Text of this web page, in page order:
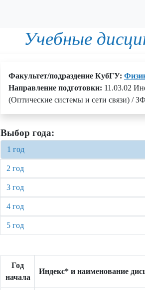
Учебные
Факультет/подраздение КубГУ:
Направление подготовки: 11.03.02
(Оптические системы и сети связи) /
Выбор года:
1 год
2 год
3 год
4 год
5 год
Год
начала
Индекс* и наименование